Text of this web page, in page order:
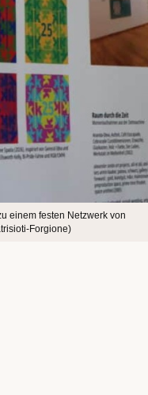
einem festen Netzwerk von
Forgione)